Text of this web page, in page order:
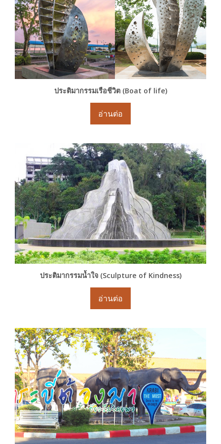
ประติมากรรมเรือชีวิต (Boat of life)
อ่านต่อ
ประติมากรรมน้ำใจ (Sculpture of Kindness)
อ่านต่อ